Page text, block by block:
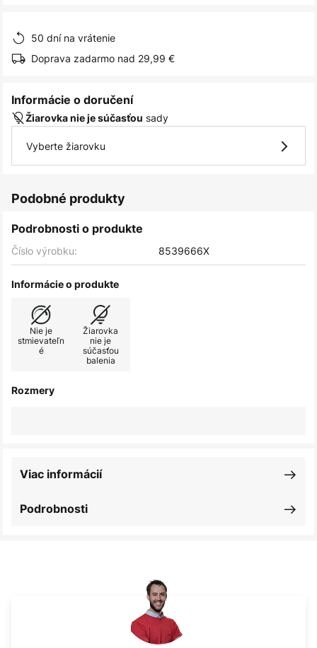
50 dní na vrátenie
Doprava zadarmo nad 29,99 €
Informácie o doručení
Žiarovka nie je súčasťou sady
Vyberte žiarovku
Podobné produkty
Podrobnosti o produkte
Číslo výrobku: 8539666X
Informácie o produkte
Nie je
stmievateľn
é
Žiarovka
nie je
súčasťou
balenia
Rozmery
Podrobnosti
Viac informácií